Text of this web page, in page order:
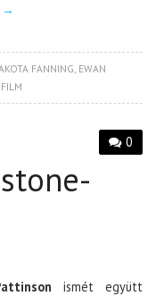
→
FANNING, EWAN
0
ismét együtt